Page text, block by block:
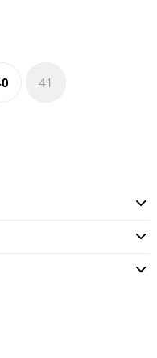
41